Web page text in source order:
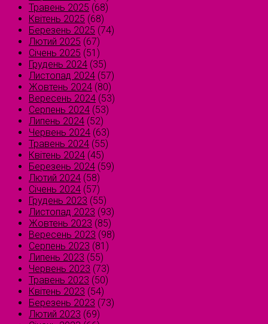
Травень 2025 (68)
Квітень 2025 (68)
Березень 2025 (74)
Лютий 2025 (67)
Січень 2025 (51)
Грудень 2024 (35)
Листопад 2024 (57)
Жовтень 2024 (80)
Вересень 2024 (53)
Серпень 2024 (53)
Липень 2024 (52)
Червень 2024 (63)
Травень 2024 (55)
Квітень 2024 (45)
Березень 2024 (59)
Лютий 2024 (58)
Січень 2024 (57)
Грудень 2023 (55)
Листопад 2023 (93)
Жовтень 2023 (85)
Вересень 2023 (98)
Серпень 2023 (81)
Липень 2023 (55)
Червень 2023 (73)
Травень 2023 (50)
Квітень 2023 (54)
Березень 2023 (73)
Лютий 2023 (69)